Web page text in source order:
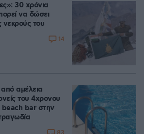
30 χρόνια
να δώσει
του
14
αμέλεια
του 4χρονου
beach bar στην